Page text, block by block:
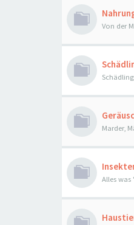
Von der
Marder,
Alles